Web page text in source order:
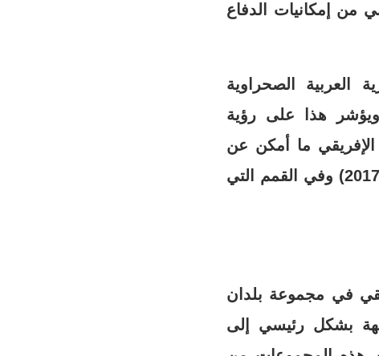
من إمكانيات الدفاع
الصحراوية
ويؤشر هذا على رؤية
الإفريقي ما أمكن عن
ملف الصحراء. لكنه فشل في هذا المسعى وذلك في القمة 30 (يوليوز 2017) وفي القمم التي
في مجموعة بلدان
بشكل رئيسي إلى